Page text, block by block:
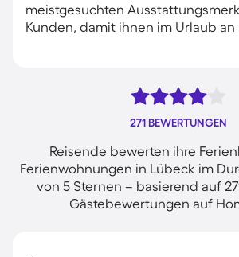
meistgesuchten
Kunden, damit ihnen im Urlaub
271 BEWERTUNGEN
Reisende bewerten ihre
Ferienwohnungen in Lübeck im
von 5 Sternen – basierend auf
Gästebewertungen auf